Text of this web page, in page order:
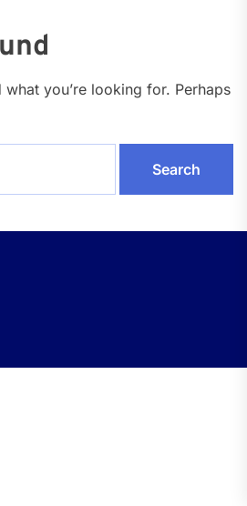
what you’re looking for. Perhaps